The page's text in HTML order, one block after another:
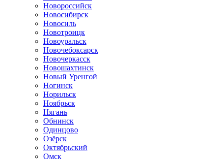
Новороссийск
Новосибирск
Новосиль
Новотроицк
Новоуральск
Новочебоксарск
Новочеркасск
Новошахтинск
Новый Уренгой
Ногинск
Норильск
Ноябрьск
Нягань
Обнинск
Одинцово
Озёрск
Октябрьский
Омск